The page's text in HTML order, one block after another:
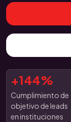
+144%
Cumplimiento de
objetivo de leads
en instituciones